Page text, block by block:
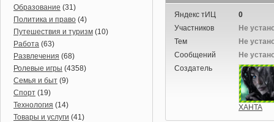
Образование (31)
Политика и право (4)
Путешествия и туризм (10)
Работа (63)
Развлечения (68)
Ролевые игры (4358)
Семья и быт (9)
Спорт (19)
Технология (14)
Товары и услуги (41)
Яндекс тИЦ
0
Участников
Не
Тем
Не
Сообщений
Не
Создатель
XAHTA